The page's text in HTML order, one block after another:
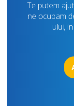
Te putem
ne ocupam
ului,